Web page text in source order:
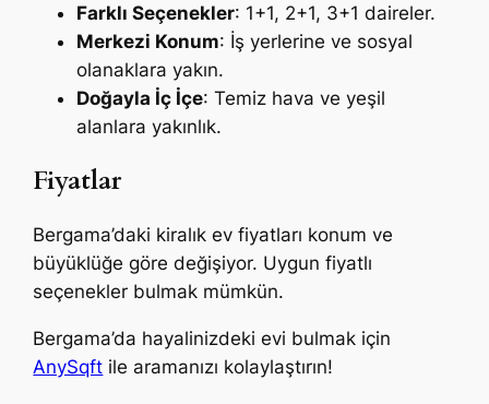
Farklı Seçenekler: 1+1, 2+1, 3+1 daireler.
Merkezi Konum: İş yerlerine ve sosyal
olanaklara yakın.
Doğayla İç İçe: Temiz hava ve yeşil
alanlara yakınlık.
Fiyatlar
Bergama’daki kiralık ev fiyatları konum ve
büyüklüğe göre değişiyor. Uygun fiyatlı
seçenekler bulmak mümkün.
Bergama’da hayalinizdeki evi bulmak için
AnySqft ile aramanızı kolaylaştırın!